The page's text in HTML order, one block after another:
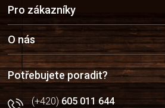
a
t
í
Pro zákazníky
O nás
Potřebujete poradit?
(+420)605 011 644